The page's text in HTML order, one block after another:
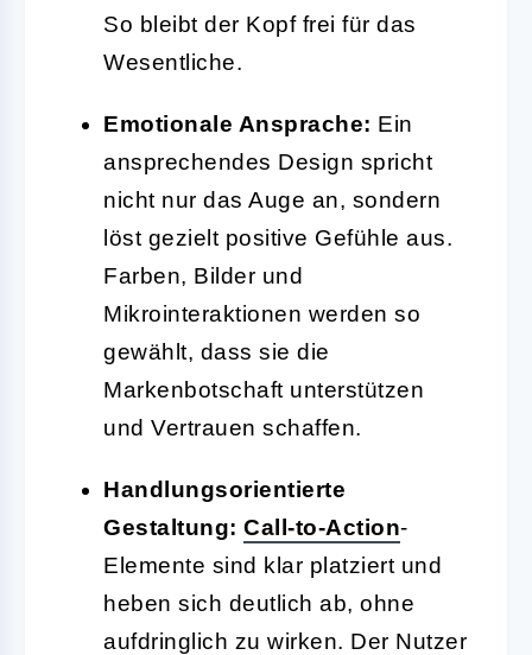
So bleibt der Kopf frei für das
Wesentliche.
Emotionale Ansprache: Ein
ansprechendes Design spricht
nicht nur das Auge an, sondern
löst gezielt positive Gefühle aus.
Farben, Bilder und
Mikrointeraktionen werden so
gewählt, dass sie die
Markenbotschaft unterstützen
und Vertrauen schaffen.
Handlungsorientierte
Gestaltung: Call-to-Action-
Elemente sind klar platziert und
heben sich deutlich ab, ohne
aufdringlich zu wirken. Der Nutzer